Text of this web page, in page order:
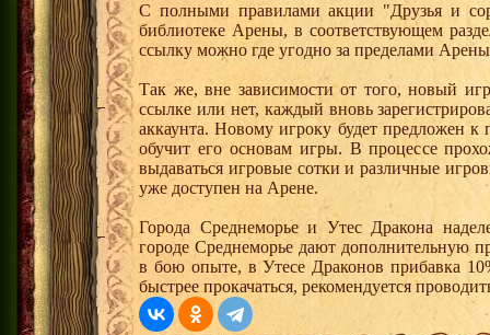
С полными правилами акции "Друзья и
библиотеке Арены, в соответствующем
ссылку можно где угодно за пределами
Так же, вне зависимости от того, новый
ссылке или нет, каждый вновь
аккаунта. Новому игроку будет предложен
обучит его основам игры. В процессе
выдаваться игровые сотки и различные
уже доступен на Арене.
Города Среднеморье и Утес Дракона
городе Среднеморье дают дополнительную
в бою опыте, в Утесе Драконов прибавка
быстрее прокачаться, рекомендуется